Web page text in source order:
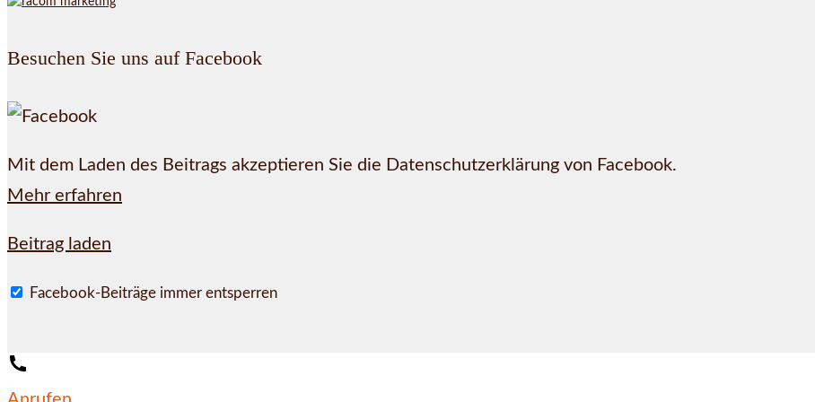
Besuchen Sie uns auf Facebook
Mit dem Laden des Beitrags akzeptieren Sie die Datenschutzerklärung von Facebook.
Mehr erfahren
Beitrag laden
Facebook-Beiträge immer entsperren